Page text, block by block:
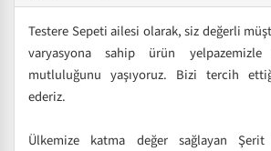
Testere Sepeti ailesi olarak, siz değerli
varyasyona sahip ürün
mutluluğunu yaşıyoruz. Bizi tercih
ederiz.
Ülkemize katma değer sağlayan